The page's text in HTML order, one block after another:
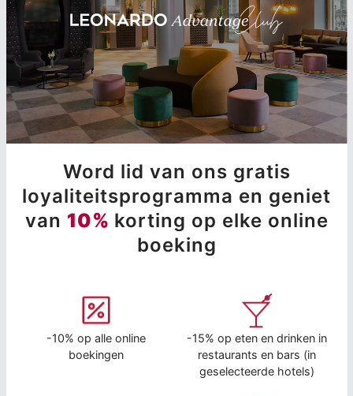
Word lid van ons gratis
loyaliteitsprogramma en geniet
van 10% korting op elke online
boeking
-10% op alle online
boekingen
-15% op eten en drinken in
restaurants en bars (in
geselecteerde hotels)